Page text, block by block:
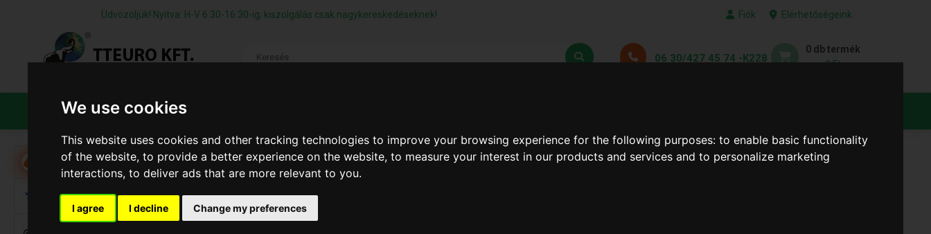
We use cookies
This website uses cookies and other tracking technologies to improve your browsing experience for the following purposes:to enable basic functionality
of the website,to provide a better experience on the website,to measure your interest in our products and services and to personalize marketing
interactions,to deliver ads that are more relevant to you.
I agree I decline Change my preferences
Üdvözöljük! Nyitva: H-V 6:30-16:30-ig, kiszolgálás csak nagykereskedéseknek! Fiók Elérhetőségeink
06 30/427 45 74 -K228
0 db termék
0 Ft
TERMÉKEK
Akció
Alkalmi Kellékek